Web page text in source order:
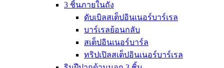
3 ชิ้นภายในถัง
ดับเบิลสเต็ปอินเนอร์บาร์เรล
บาร์เรลย้อนกลับ
สเต็ปอินเนอร์บาร์ล
ทริปเปิลสเต็ปอินเนอร์บาร์เรล